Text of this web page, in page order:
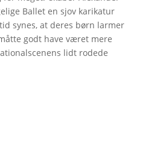
Ballet en sjov karikatur
synes, at deres børn larmer
godt have været mere
lidt rodede